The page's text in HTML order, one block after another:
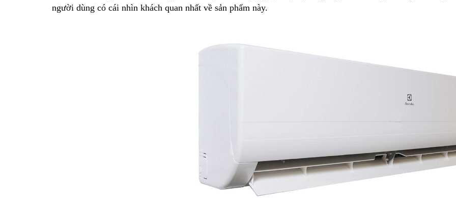
người dùng có cái nhìn khách quan nhất về sản phẩm này.